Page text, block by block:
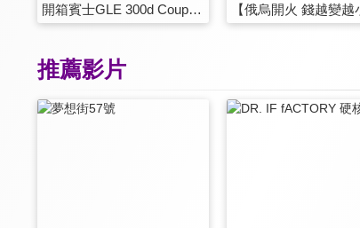
開箱賓士GLE 300d Coupe ～柴油賓士好嗎? 到底該買GLE53? 還是捨棄AMG?? 或是柴油48V?
推薦影片